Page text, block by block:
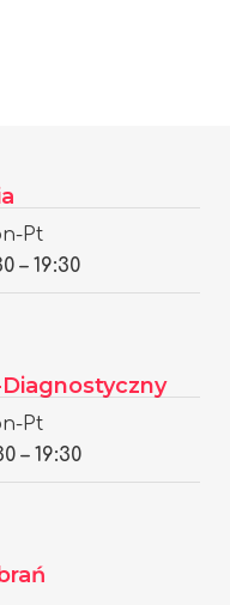
Pt
– 19:30
Pt
– 19:30